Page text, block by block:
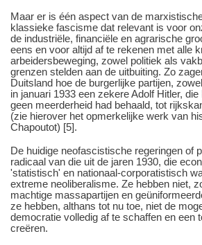
Maar er is één aspect van de
klassieke fascisme dat relevant is voor
de industriële, financiële en agrarische
eens en voor altijd af te rekenen met alle
arbeidersbeweging, zowel politiek als
grenzen stelden aan de uitbuiting. Zo
Duitsland hoe de burgerlijke partijen,
in januari 1933 een zekere Adolf Hitler,
geen meerderheid had behaald, tot
(zie hierover het opmerkelijke werk van
Chapoutot) [5].
De huidige neofascistische regeringen of
radicaal van die uit de jaren 1930, die
'statistisch' en nationaal-corporatistisch
extreme neoliberalisme. Ze hebben niet,
machtige massapartijen en
ze hebben, althans tot nu toe, niet de
democratie volledig af te schaffen en een
creëren.